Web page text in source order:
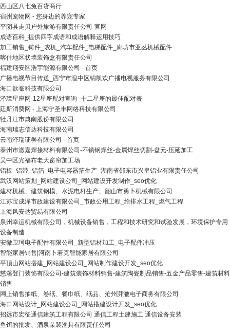
西山区八七兔百货商行
宿州宠物网 - 您身边的养宠专家
平阴县走贝户外旅游有限责任公司-官网
成语百科_提供四字成语和成语解释运用技巧
加工销售_铸件_农机_汽车配件_电梯配件_廊坊市亚丛机械配件
喀什地区状墙装饰盒有限责任公司
福建翔安区浩宇能源有限公司 - 首页
广播电视节目传送_西宁市湟中区锦凯欢广播电视服务有限公司
海口欲临科技有限公司
泽璋星座网-12星座配对查询_十二星座的最佳配对表
廷斯消费网 - 上海宁圣丰网络科技有限公司
牡丹江市典南股份有限公司
海南瑞志信达科技有限公司
云南泽瑞证券有限公司 - 首页
泰州市澈嘉焊接材料有限公司-不锈钢焊丝-金属焊丝切割-盘元-压延加工
吴中区光福布老大窗帘加工场
铝板_铝带_铝箔_电子电容器箔生产_湖南省邵东市兴皇铝业有限责任公司
武汉网站策划_网站建设公司_网站建设开发制作_seo优化
建材机械、建筑钢模、水泥电杆生产、韶山市勇卜机械有限公司
江苏宝成泽市政建设有限公司_市政公用工程_给排水工程_燃气工程
上海风安达贸易有限公司
泉州幸运机械有限公司，机械设备销售，工程和技术研究和试验发展，环境保护专用
设备制造
安徽卫珂电子配件有限公司_新型铝材加工_电子配件冲压
智能家居销售|河南卜若克智能家居有限公司
平顶山网站搭建_网站建设公司_网站制作建设开发_seo优化
慈溪登门装饰有限公司-建筑装饰材料销售-建筑陶瓷制品销售-五金产品零售-建筑材料
销售
网上销售抽纸、卷纸、餐巾纸、纸品、沧州湃澈电子商务有限公司
海口网站设计_网站建设公司_网站搭建设计开发_seo优化
招远市宏征通信建筑工程有限公司 通信工程土建施工 通信设备安装
鱼饵的批发、酒泉朵裴渔具有限责任公司